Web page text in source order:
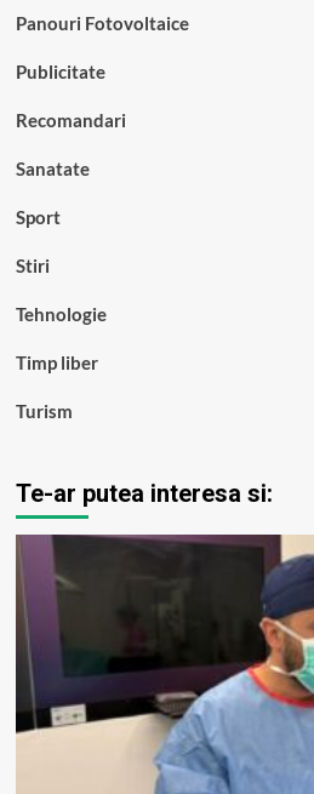
Panouri Fotovoltaice
Publicitate
Recomandari
Sanatate
Sport
Stiri
Tehnologie
Timp liber
Turism
Te-ar putea interesa si: